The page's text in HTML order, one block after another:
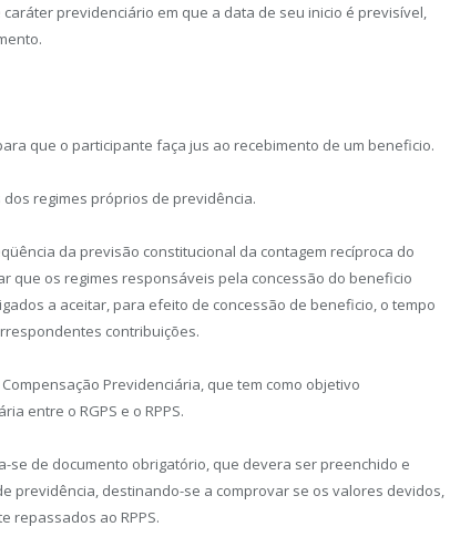
previdenciário em que a data de seu inicio é previsível,
que o participante faça jus ao recebimento de um beneficio.
regimes próprios de previdência.
da previsão constitucional da contagem recíproca do
que os regimes responsáveis pela concessão do beneficio
a aceitar, para efeito de concessão de beneficio, o tempo
contribuições.
Previdenciária, que tem como objetivo
entre o RGPS e o RPPS.
se de documento obrigatório, que devera ser preenchido e
previdência, destinando-se a comprovar se os valores devidos,
repassados ao RPPS.